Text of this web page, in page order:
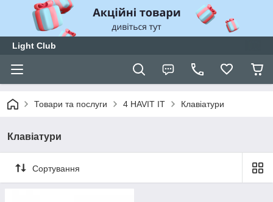
Light Club
Товари та послуги 4 HAVIT IT Клавіатури
Клавіатури
Сортування